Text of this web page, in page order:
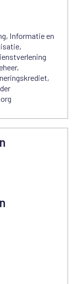
Informatie en